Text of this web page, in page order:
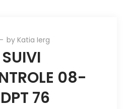
byKatia Ierg
08-
76